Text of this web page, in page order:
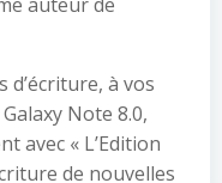
à vos
Note 8.0,
avec « L’Edition
de nouvelles